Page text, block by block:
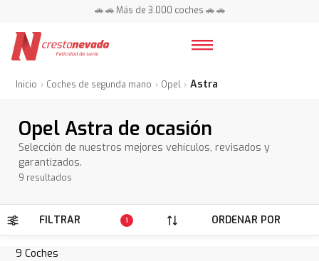
📍 Centros en toda España ⭐
📍 Centros en toda España ⭐
Inicio Coches de segunda mano Opel Astra
Opel Astra de ocasión
Selección de nuestros mejores vehículos, revisados y
garantizados.
9 resultados
FILTRAR 1 ORDENAR POR
9 Coches